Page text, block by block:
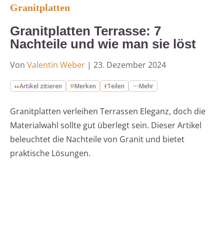
Granitplatten
Granitplatten Terrasse: 7
Nachteile und wie man sie löst
Von Valentin Weber | 23. Dezember 2024
Artikel zitieren Merken Teilen Mehr
Granitplatten verleihen Terrassen Eleganz, doch die
Materialwahl sollte gut überlegt sein. Dieser Artikel
beleuchtet die Nachteile von Granit und bietet
praktische Lösungen.